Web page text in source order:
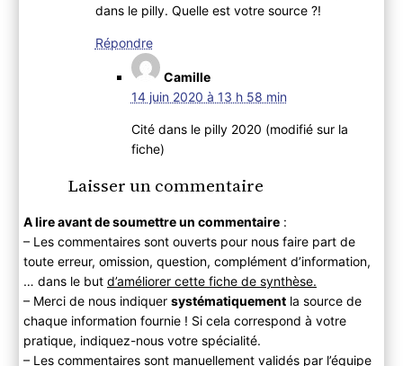
dans le pilly. Quelle est votre source ?!
Répondre
Camille
14 juin 2020 à 13 h 58 min
Cité dans le pilly 2020 (modifié sur la
fiche)
Laisser un commentaire
A lire avant de soumettre un commentaire:
– Les commentaires sont ouverts pour nous faire part de
toute erreur, omission, question, complément d’information,
… dans le but d’améliorer cette fiche de synthèse.
– Merci de nous indiquer systématiquementla source de
chaque information fournie ! Si cela correspond à votre
pratique, indiquez-nous votre spécialité.
– Les commentaires sont manuellement validés par l’équipe